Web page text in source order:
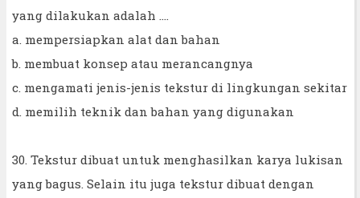
yang dilakukan adalah ....
a. mempersiapkan alat dan bahan
b. membuat konsep atau merancangnya
c. mengamati jenis-jenis tekstur di lingkungan sekitar
d. memilih teknik dan bahan yang digunakan
30. Tekstur dibuat untuk menghasilkan karya lukisan
yang bagus. Selain itu juga tekstur dibuat dengan